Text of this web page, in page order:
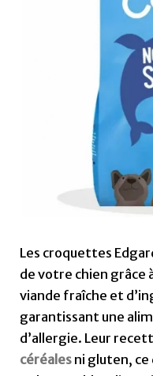
Les croquettes
de votre chien grâce
viande fraîche et
garantissant une
d’allergie. Leur
céréales ni gluten,